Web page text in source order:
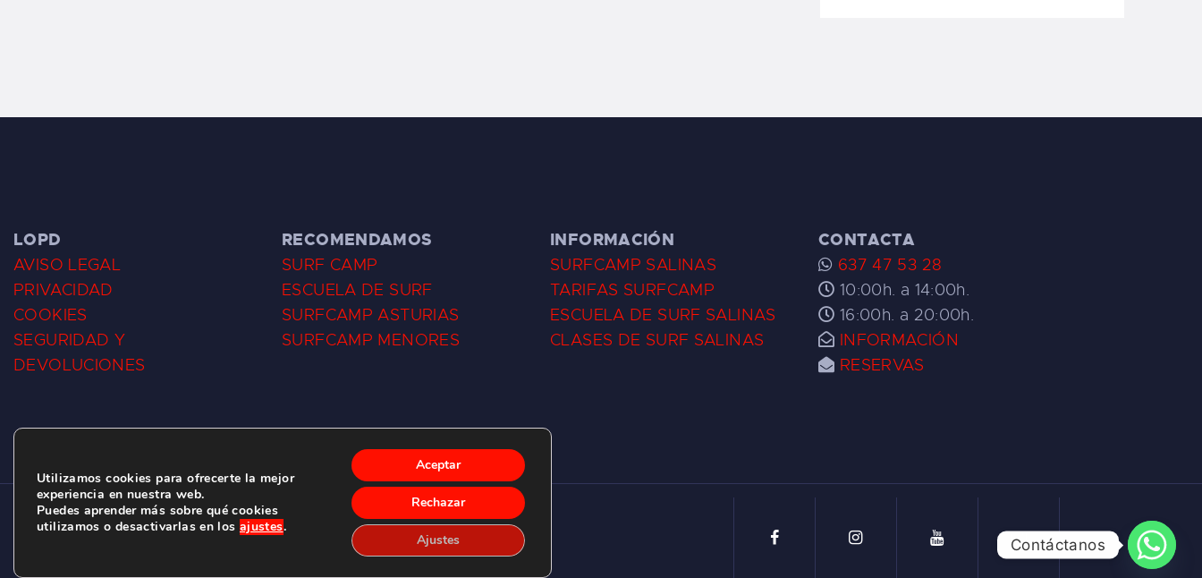
LOPD
AVISO LEGAL
PRIVACIDAD
COOKIES
SEGURIDAD Y
DEVOLUCIONES
RECOMENDAMOS
SURF CAMP
ESCUELA DE SURF
SURFCAMP ASTURIAS
SURFCAMP MENORES
INFORMACIÓN
SURFCAMP SALINAS
TARIFAS SURFCAMP
ESCUELA DE SURF SALINAS
CLASES DE SURF SALINAS
CONTACTA
637 47 53 28
10:00h. a 14:00h.
16:00h. a 20:00h.
INFORMACIÓN
RESERVAS
CLUB DE SURF LAS DUNAS ©2026.
C/ BERNARDO ÁLVAREZ GALAN 1, SALINAS (ASTURIAS)
Utilizamos cookies para ofrecerte la mejor
experiencia en nuestra web.
Puedes aprender más sobre qué cookies
utilizamos o desactivarlas en los ajustes.
Aceptar
Rechazar
Ajustes Contáctanos